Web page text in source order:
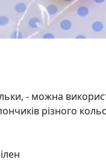
- можна
різного